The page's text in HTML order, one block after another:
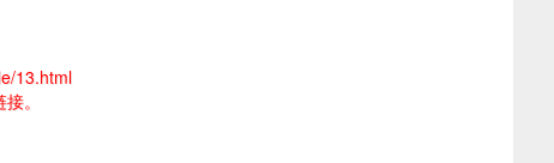
13.html
。